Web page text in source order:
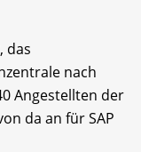
das
nach
Angestellten der
da an für SAP